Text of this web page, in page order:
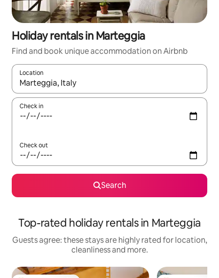
Holiday rentals in Marteggia
Find and book unique accommodation on Airbnb
Location
When results are available, navigate with the up and down
Check in
Check out
Search
Top-rated holiday rentals in Marteggia
Guests agree: these stays are highly rated for location,
cleanliness and more.